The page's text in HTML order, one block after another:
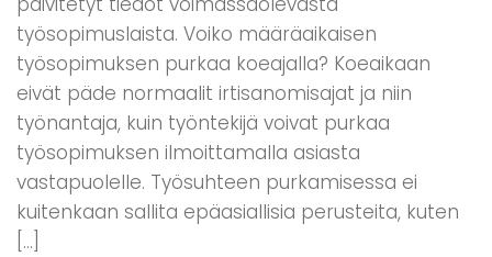
työsopimuslaista. Voiko määräaikaisen
työsopimuksen purkaa koeajalla? Koeaikaan
eivät päde normaalit irtisanomisajat ja niin
työnantaja, kuin työntekijä voivat purkaa
työsopimuksen ilmoittamalla asiasta
vastapuolelle. Työsuhteen purkamisessa ei
kuitenkaan sallita epäasiallisia perusteita, kuten
[…]